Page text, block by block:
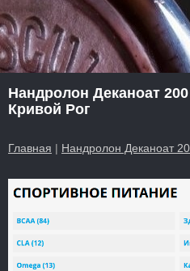
Нандролон Деканоат
Кривой Рог
Главная | Нандролон Деканоат